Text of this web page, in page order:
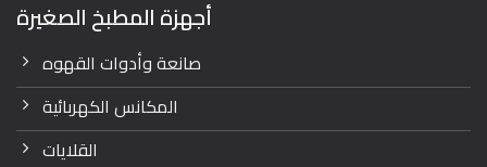
أجهزة المطبخ الصغيرة
صانعة وأدوات القهوه
المكانس الكهربائية
القلايات